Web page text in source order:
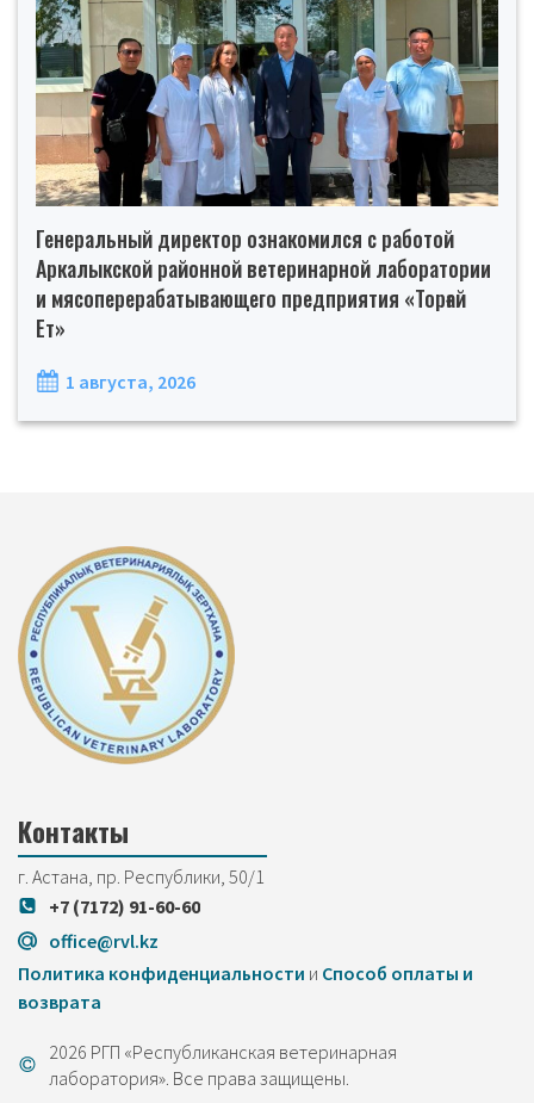
Генеральный директор ознакомился с работой
Аркалыкской районной ветеринарной лаборатории
и мясоперерабатывающего предприятия «Торғай
Ет»
1 августа, 2026
Контакты
г. Астана, пр. Республики, 50/1
+7 (7172) 91-60-60
office@rvl.kz
Политика конфиденциальности и Cпособ оплаты и
возврата
2026 РГП «Республиканская ветеринарная
лаборатория». Все права защищены.